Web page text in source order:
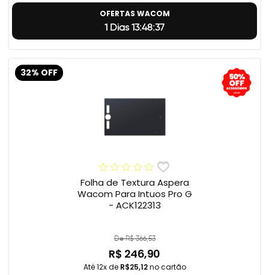
OFERTAS WACOM
1 Dias 13:48:37
32% OFF
Folha de Textura Aspera
Wacom Para Intuos Pro G
- ACK122313
De R$ 366,53
R$ 246,90
Até 12x de R$25,12no cartão